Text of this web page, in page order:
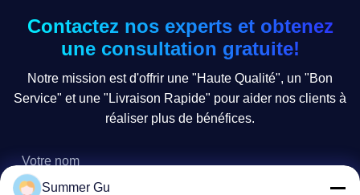
Contactez nos experts et obtenez
une consultation gratuite!
Notre mission est d'offrir une "Haute Qualité", un "Bon
Service" et une "Livraison Rapide" pour aider nos clients à
réaliser plus de bénéfices.
Summer Gu